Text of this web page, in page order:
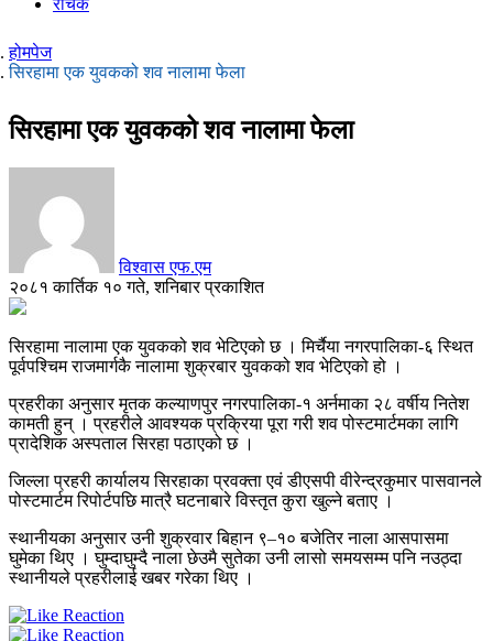
रोचक
होमपेज
सिरहामा एक युवकको शव नालामा फेला
सिरहामा एक युवकको शव नालामा फेला
विश्वास एफ.एम
२०८१ कार्तिक १० गते, शनिबार प्रकाशित
सिरहामा नालामा एक युवकको शव भेटिएको छ । मिर्चैया नगरपालिका-६ स्थित
पूर्वपश्चिम राजमार्गकै नालामा शुक्रबार युवकको शव भेटिएको हो ।
प्रहरीका अनुसार मृतक कल्याणपुर नगरपालिका-१ अर्नमाका २८ वर्षीय नितेश
कामती हुन् । प्रहरीले आवश्यक प्रक्रिया पूरा गरी शव पोस्टमार्टमका लागि
प्रादेशिक अस्पताल सिरहा पठाएको छ ।
जिल्ला प्रहरी कार्यालय सिरहाका प्रवक्ता एवं डीएसपी वीरेन्द्रकुमार पासवानले
पोस्टमार्टम रिपोर्टपछि मात्रै घटनाबारे विस्तृत कुरा खुल्ने बताए ।
स्थानीयका अनुसार उनी शुक्रवार बिहान ९–१० बजेतिर नाला आसपासमा
घुमेका थिए । घुम्दाघुम्दै नाला छेउमै सुतेका उनी लासो समयसम्म पनि नउठ्दा
स्थानीयले प्रहरीलाई खबर गरेका थिए ।